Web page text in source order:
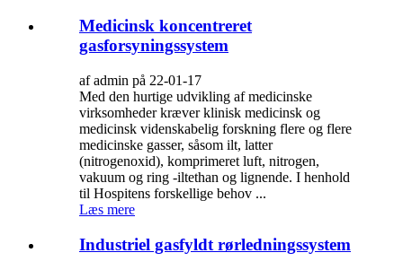
Medicinsk koncentreret
gasforsyningssystem
af admin på 22-01-17
Med den hurtige udvikling af medicinske
virksomheder kræver klinisk medicinsk og
medicinsk videnskabelig forskning flere og flere
medicinske gasser, såsom ilt, latter
(nitrogenoxid), komprimeret luft, nitrogen,
vakuum og ring -iltethan og lignende. I henhold
til Hospitens forskellige behov ...
Læs mere
Industriel gasfyldt rørledningssystem